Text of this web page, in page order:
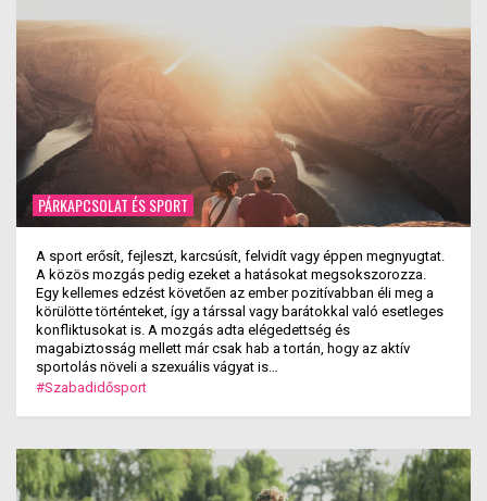
PÁRKAPCSOLAT ÉS SPORT
A sport erősít, fejleszt, karcsúsít, felvidít vagy éppen megnyugtat.
A közös mozgás pedig ezeket a hatásokat megsokszorozza.
Egy kellemes edzést követően az ember pozitívabban éli meg a
körülötte történteket, így a társsal vagy barátokkal való esetleges
konfliktusokat is. A mozgás adta elégedettség és
magabiztosság mellett már csak hab a tortán, hogy az aktív
sportolás növeli a szexuális vágyat is…
#Szabadidősport